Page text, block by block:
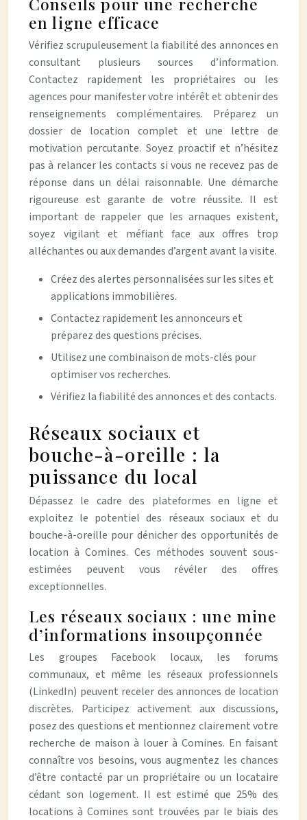
en ligne efficace
Vérifiez scrupuleusement la fiabilité des annonces en
consultant plusieurs sources d’information.
Contactez rapidement les propriétaires ou les
agences pour manifester votre intérêt et obtenir des
renseignements complémentaires. Préparez un
dossier de location complet et une lettre de
motivation percutante. Soyez proactif et n’hésitez
pas à relancer les contacts si vous ne recevez pas de
réponse dans un délai raisonnable. Une démarche
rigoureuse est garante de votre réussite. Il est
important de rappeler que les arnaques existent,
soyez vigilant et méfiant face aux offres trop
alléchantes ou aux demandes d’argent avant la visite.
Créez des alertes personnalisées sur les sites et
applications immobilières.
Contactez rapidement les annonceurs et
préparez des questions précises.
Utilisez une combinaison de mots-clés pour
optimiser vos recherches.
Vérifiez la fiabilité des annonces et des contacts.
Réseaux sociaux et
bouche-à-oreille : la
puissance du local
Dépassez le cadre des plateformes en ligne et
exploitez le potentiel des réseaux sociaux et du
bouche-à-oreille pour dénicher des opportunités de
location à Comines. Ces méthodes souvent sous-
estimées peuvent vous révéler des offres
exceptionnelles.
Les réseaux sociaux : une mine
d’informations insoupçonnée
Les groupes Facebook locaux, les forums
communaux, et même les réseaux professionnels
(LinkedIn) peuvent receler des annonces de location
discrètes. Participez activement aux discussions,
posez des questions et mentionnez clairement votre
recherche de maison à louer à Comines. En faisant
connaître vos besoins, vous augmentez les chances
d’être contacté par un propriétaire ou un locataire
cédant son logement. Il est estimé que 25% des
locations à Comines sont trouvées par le biais des